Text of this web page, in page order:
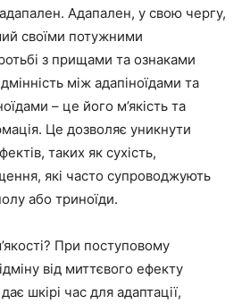
Адапален, у свою чергу,
своїми потужними
з прищами та ознаками
між адапіноїдами та
– це його м’якість та
Це дозволяє уникнути
таких як сухість,
які часто супроводжують
або триноїди.
При поступовому
від миттєвого ефекту
шкірі час для адаптації,